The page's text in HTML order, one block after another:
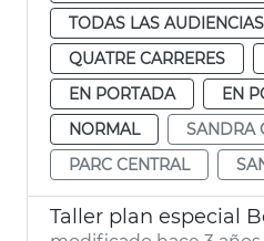
TODAS LAS AUDIENCIAS
QUATRE CARRERES
EN PORTADA
EN
NORMAL
SANDRA
PARC CENTRAL
Taller plan especial